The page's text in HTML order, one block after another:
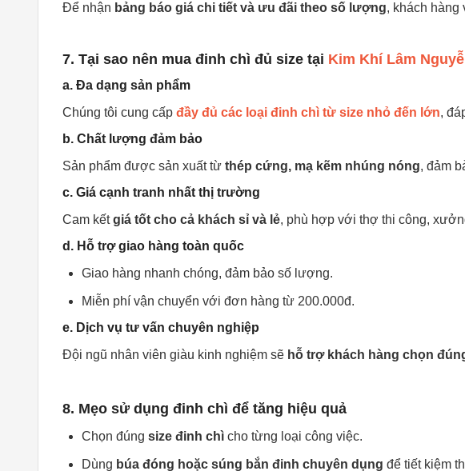
Để nhận bảng báo giá chi tiết và ưu đãi theo số lượng, khách hàng
7. Tại sao nên mua đinh chì đủ size tại Kim Khí Lâm
a. Đa dạng sản phẩm
Chúng tôi cung cấpđầy đủ các loại đinh chì từ size nhỏ đến lớn,
b. Chất lượng đảm bảo
Sản phẩm được sản xuất từthép cứng, mạ kẽm nhúng nóng, đảm
c. Giá cạnh tranh nhất thị trường
Cam kếtgiá tốt cho cả khách sỉ và lẻ, phù hợp với thợ thi công,
d. Hỗ trợ giao hàng toàn quốc
Giao hàng nhanh chóng, đảm bảo số lượng.
Miễn phí vận chuyển với đơn hàng từ 200.000đ.
e. Dịch vụ tư vấn chuyên nghiệp
Đội ngũ nhân viên giàu kinh nghiệm sẽ hỗ trợ khách hàng chọn
8. Mẹo sử dụng đinh chì để tăng hiệu quả
Chọn đúngsize đinh chì cho từng loại công việc.
Dùng búa đóng hoặc súng bắn đinh chuyên dụng để tiết kiệm